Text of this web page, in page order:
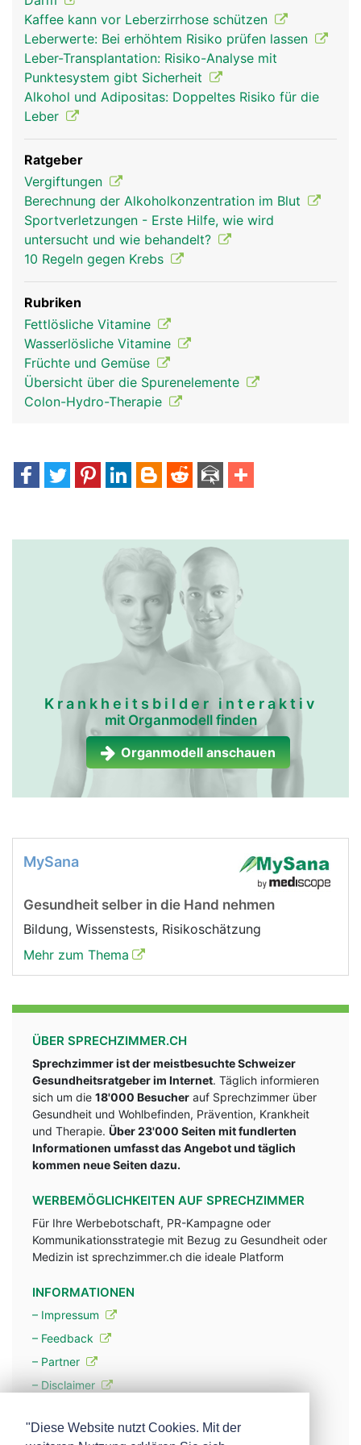
leber frau
Kaffee kann vor Leberzirrhose schützen
Leberwerte: Bei erhöhtem Risiko prüfen lassen
Leber-Transplantation: Risiko-Analyse mit
Punktesystem gibt Sicherheit
Alkohol und Adipositas: Doppeltes Risiko für die
Leber
Ratgeber
Vergiftungen
Berechnung der Alkoholkonzentration im Blut
Sportverletzungen - Erste Hilfe, wie wird
untersucht und wie behandelt?
10 Regeln gegen Krebs
Rubriken
Fettlösliche Vitamine
Wasserlösliche Vitamine
Früchte und Gemüse
Übersicht über die Spurenelemente
Colon-Hydro-Therapie
Krankheitsbilder interaktiv
mit Organmodell finden
Organmodell anschauen
MySana
Gesundheit selber in die Hand nehmen
Bildung, Wissenstests, Risikoschätzung
Mehr zum Thema
ÜBER SPRECHZIMMER.CH
Sprechzimmer ist der meistbesuchte Schweizer
Gesundheitsratgeber im Internet. Täglich informieren
sich um die 18'000 Besucher auf Sprechzimmer über
Gesundheit und Wohlbefinden, Prävention, Krankheit
und Therapie. Über 23'000 Seiten mit fundlerten
Informationen umfasst das Angebot und täglich
kommen neue Seiten dazu.
WERBEMÖGLICHKEITEN AUF SPRECHZIMMER
Für Ihre Werbebotschaft, PR-Kampagne oder
Kommunikationsstrategie mit Bezug zu Gesundheit oder
Medizin ist sprechzimmer.ch die ideale Platform
INFORMATIONEN
– Impressum
– Feedback
– Partner
– Disclaimer
"Diese Website nutzt Cookies. Mit der